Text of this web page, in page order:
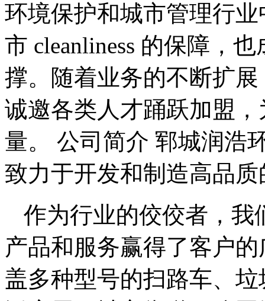
环境保护和城市管理行
市 cleanliness 的保障，
撑。随着业务的不断扩
诚邀各类人才踊跃加盟
量。 公司简介 郓城润浩
致力于开发和制造高品
作为行业的佼佼者，我
产品和服务赢得了客户
盖多种型号的扫路车、